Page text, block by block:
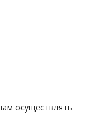
осуществлять